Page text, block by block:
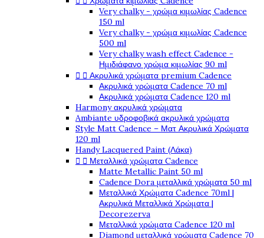
Very chalky - χρώμα κιμωλίας Cadence
150 ml
Very chalky - χρώμα κιμωλίας Cadence
500 ml
Very chalky wash effect Cadence -
Ημιδιάφανο χρώμα κιμωλίας 90 ml
  Ακρυλικά χρώματα premium Cadence
Ακρυλικά χρώματα Cadence 70 ml
Ακρυλικά χρώματα Cadence 120 ml
Harmony ακρυλικά χρώματα
Ambiante υδροφοβικά ακρυλικά χρώματα
Style Matt Cadence – Ματ Ακρυλικά Χρώματα
120 ml
Handy Lacquered Paint (Λάκα)
  Μεταλλικά χρώματα Cadence
Matte Metallic Paint 50 ml
Cadence Dora μεταλλικά χρώματα 50 ml
Μεταλλικά Χρώματα Cadence 70ml |
Ακρυλικά Μεταλλικά Χρώματα |
Decorezerva
Μεταλλικά χρώματα Cadence 120 ml
Diamond μεταλλικά χρώματα Cadence 70